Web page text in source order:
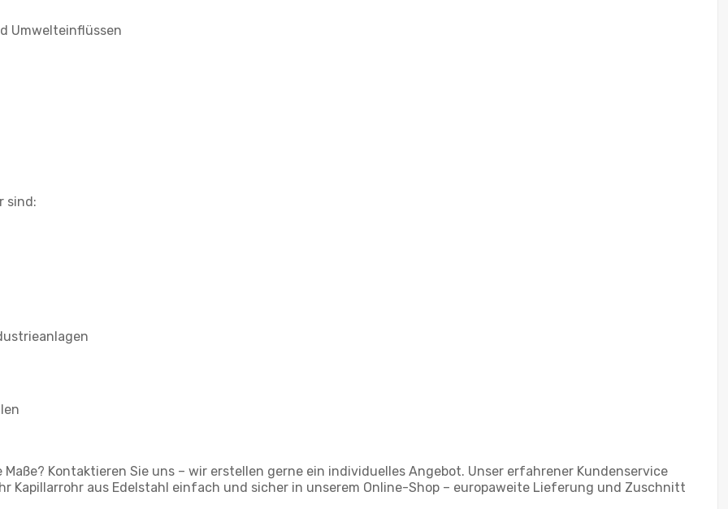
Umwelteinflüssen
sind:
Kontaktieren Sie uns – wir erstellen gerne ein individuelles Angebot. Unser erfahrener Kundenservice
Kapillarrohr aus Edelstahl einfach und sicher in unserem Online-Shop – europaweite Lieferung und Zuschnitt